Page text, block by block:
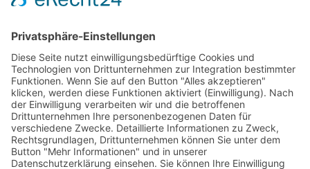
News
Kontakt
Impressum
Datenschutz